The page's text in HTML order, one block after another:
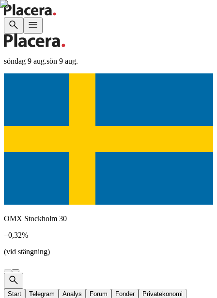
söndag 9 aug.sön 9 aug.
OMX Stockholm 30
−0,32%
(vid stängning)
Start Telegram Analys Forum Fonder
Privatekonomi